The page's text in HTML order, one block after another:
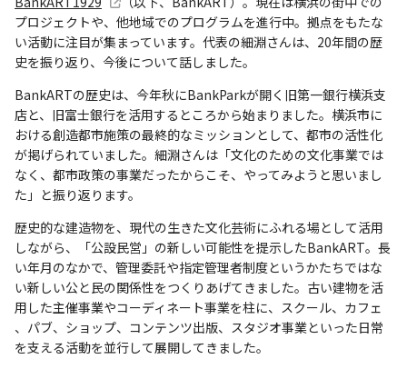
プロジェクトや、他地域でのプログラムを進行中。拠点をもたな
い活動に注目が集まっています。代表の細淵さんは、20年間の歴
史を振り返り、今後について話しました。
BankARTの歴史は、今年秋にBankParkが開く旧第一銀行横浜支
店と、旧富士銀行を活用するところから始まりました。横浜市に
おける創造都市施策の最終的なミッションとして、都市の活性化
が掲げられていました。細淵さんは「文化のための文化事業では
なく、都市政策の事業だったからこそ、やってみようと思いまし
た」と振り返ります。
歴史的な建造物を、現代の生きた文化芸術にふれる場として活用
しながら、「公設民営」の新しい可能性を提示したBankART。長
い年月のなかで、管理委託や指定管理者制度というかたちではな
い新しい公と民の関係性をつくりあげてきました。古い建物を活
用した主催事業やコーディネート事業を柱に、スクール、カフェ
、パブ、ショップ、コンテンツ出版、スタジオ事業といった日常
を支える活動を並行して展開してきました。